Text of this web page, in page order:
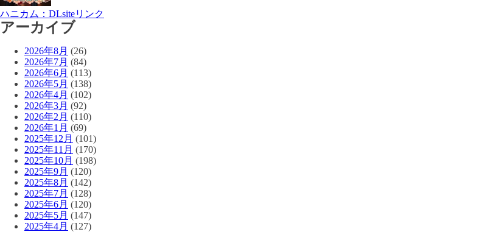
ハニカム：DLsiteリンク
アーカイブ
2026年8月 (26)
2026年7月 (84)
2026年6月 (113)
2026年5月 (138)
2026年4月 (102)
2026年3月 (92)
2026年2月 (110)
2026年1月 (69)
2025年12月 (101)
2025年11月 (170)
2025年10月 (198)
2025年9月 (120)
2025年8月 (142)
2025年7月 (128)
2025年6月 (120)
2025年5月 (147)
2025年4月 (127)